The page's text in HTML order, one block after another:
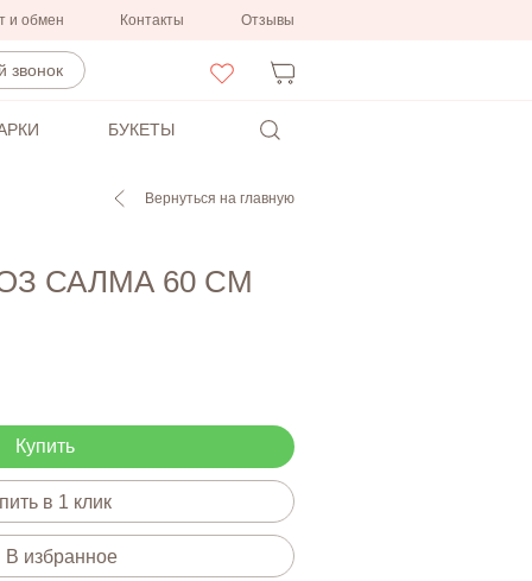
и обмен Контакты Отзывы
звонок
БУКЕТЫ
Вернуться на главную
САЛМА 60 СМ
Купить
в 1 клик
В избранное